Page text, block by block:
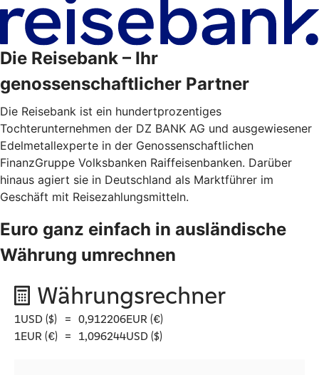
Die Reisebank – Ihr
genossenschaftlicher Partner
Die Reisebank ist ein hundertprozentiges
Tochterunternehmen der DZ BANK AG und ausgewiesener
Edelmetallexperte in der Genossenschaftlichen
FinanzGruppe Volksbanken Raiffeisenbanken. Darüber
hinaus agiert sie in Deutschland als Marktführer im
Geschäft mit Reisezahlungsmitteln.
Euro ganz einfach in ausländische
Währung umrechnen